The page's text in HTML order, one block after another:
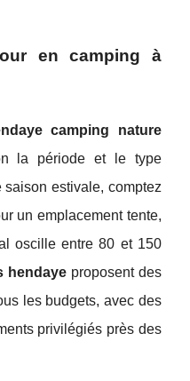
en camping à
camping nature
la période et le type
estivale, comptez
un emplacement tente,
oscille entre 80 et 150
hendayeproposent des
les budgets, avec des
privilégiés près des